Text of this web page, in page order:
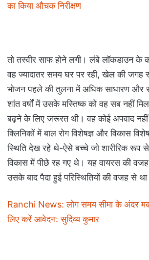
का किया औचक निरीक्षण
तो तस्वीर साफ होने लगी। लंबे लॉकडाउन के
वह ज्यादातर समय घर पर रही, खेल की जगह
भोजन पहले की तुलना में अधिक साधारण और
शांत वर्षों में उसके मस्तिष्क को वह सब नहीं
बढ़ने के लिए जरूरत थी। वह कोई अपवाद
क्लिनिकों में बाल रोग विशेषज्ञ और विकास
स्थिति देख रहे थे-ऐसे बच्चे जो शारीरिक रूप
विकास में पीछे रह गए थे। यह वायरस की
उसके बाद पैदा हुई परिस्थितियों की वजह से
Ranchi News: लोग समय सीमा के अंदर
लिए करें आवेदन: सुदिव्य कुमार